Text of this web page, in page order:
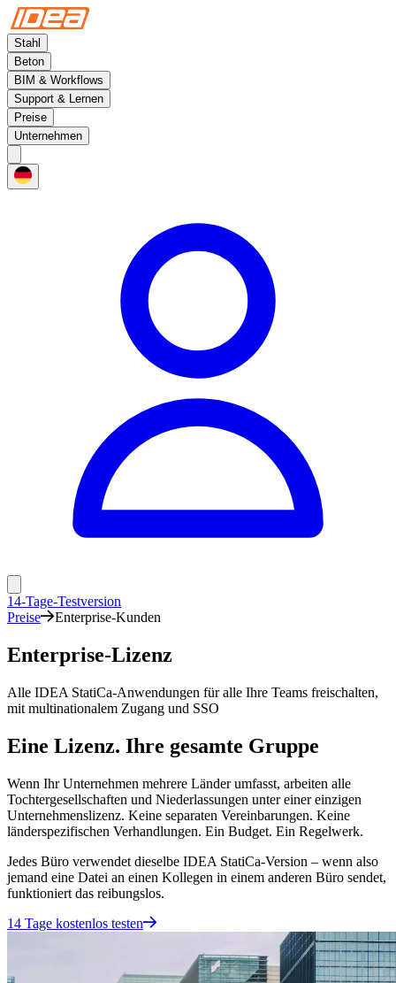
Stahl
Beton
BIM & Workflows
Support & Lernen
Preise
Unternehmen
14-Tage-Testversion
Preise
Enterprise-Kunden
Enterprise-Lizenz
Alle IDEA StatiCa-Anwendungen für alle Ihre Teams freischalten,
mit multinationalem Zugang und SSO
Eine Lizenz. Ihre gesamte Gruppe
Wenn Ihr Unternehmen mehrere Länder umfasst, arbeiten alle
Tochtergesellschaften und Niederlassungen unter einer einzigen
Unternehmenslizenz. Keine separaten Vereinbarungen. Keine
länderspezifischen Verhandlungen. Ein Budget. Ein Regelwerk.
Jedes Büro verwendet dieselbe IDEA StatiCa-Version – wenn also
jemand eine Datei an einen Kollegen in einem anderen Büro sendet,
funktioniert das reibungslos.
14 Tage kostenlos testen